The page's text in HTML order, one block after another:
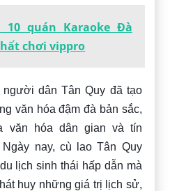
10 quán Karaoke Đà
chơi vippro
người dân Tân Quy đã tạo
văn hóa đậm đà bản sắc,
văn hóa dân gian và tín
nay, cù lao Tân Quy
lịch sinh thái hấp dẫn mà
huy những giá trị lịch sử,